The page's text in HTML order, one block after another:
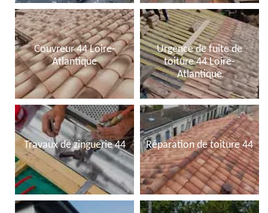
Couvreur 44 Loire-
Atlantique
Urgence de fuite de
toiture 44 Loire-
Atlantique
Travaux de zinguerie 44 Réparation de toiture 44